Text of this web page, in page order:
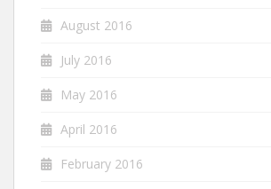
August 2016
July 2016
May 2016
April 2016
February 2016